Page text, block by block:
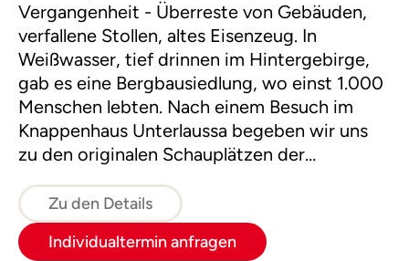
Vergangenheit - Überreste von Gebäuden,
verfallene Stollen, altes Eisenzeug. In
Weißwasser, tief drinnen im Hintergebirge,
gab es eine Bergbausiedlung, wo einst 1.000
Menschen lebten. Nach einem Besuch im
Knappenhaus Unterlaussa begeben wir uns
zu den originalen Schauplätzen der
dann weiter zu den Weltnaturerbeflächen.
Hier wird deutlich, wie schnell die Natur
menschliche Spuren überdeckt.
Zu den Details
Individualtermin anfragen